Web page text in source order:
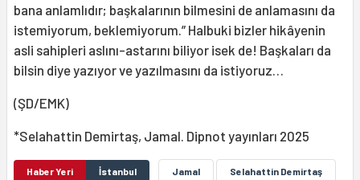
bana anlamlıdır; başkalarının bilmesini de anlamasını da
istemiyorum, beklemiyorum.” Halbuki bizler hikâyenin
asli sahipleri aslını-astarını biliyor isek de! Başkaları da
bilsin diye yazıyor ve yazılmasını da istiyoruz…
(ŞD/EMK)
*Selahattin Demirtaş, Jamal. Dipnot yayınları 2025
Haber Yeri İstanbul Jamal Selahattin Demirtaş